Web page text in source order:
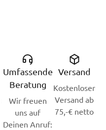
Umfassende
Beratung
Wir freuen
uns auf
Deinen Anruf:
Versand
Kostenloser
Versand ab
75,-€ netto